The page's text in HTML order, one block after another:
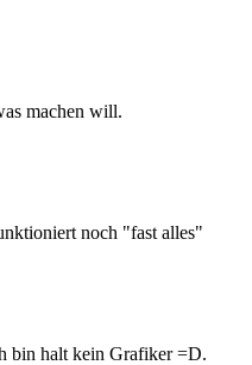
machen will.
noch "fast alles"
bin halt kein Grafiker =D.